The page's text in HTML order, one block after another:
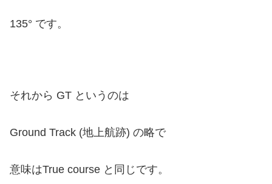
135° です。
それから GT というのは
Ground Track (地上航跡) の略で
意味はTrue course と同じです。